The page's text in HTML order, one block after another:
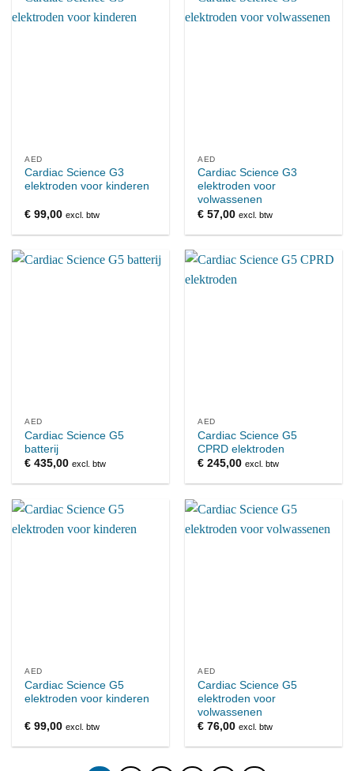
AED
Cardiac Science G3
elektroden voor kinderen
€ 99,00 excl. btw
AED
Cardiac Science G3
elektroden voor
volwassenen
€ 57,00 excl. btw
AED
Cardiac Science G5
batterij
€ 435,00 excl. btw
AED
Cardiac Science G5
CPRD elektroden
€ 245,00 excl. btw
AED
Cardiac Science G5
elektroden voor kinderen
€ 99,00 excl. btw
AED
Cardiac Science G5
elektroden voor
volwassenen
€ 76,00 excl. btw